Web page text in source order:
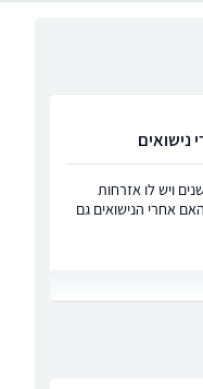
נישואים
ויש לו אזרחות
אחרי הנישואים גם